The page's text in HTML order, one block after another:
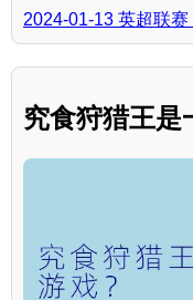
2024-01-13 英超联
究食狩猎王是